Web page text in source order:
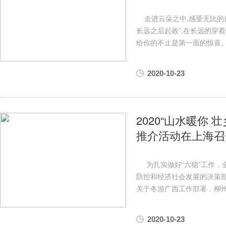
走进云朵之中,感受无比的
长远之后起效”,在长远的穿
给你的不止是第一面的惊喜
2020-10-23
2020“山水暖你
推介活动在上海
为扎实做好“六稳”工作，
防控和经济社会发展的决策
关于冬游广西工作部署，柳
2020-10-23